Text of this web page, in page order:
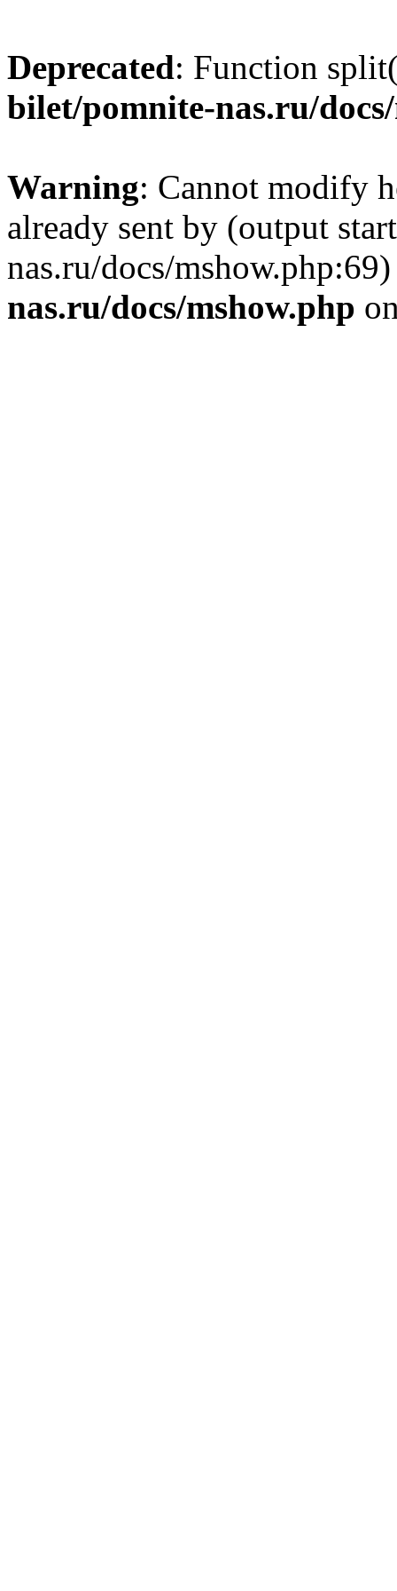
Deprecated: Function
bilet/pomnite-nas.ru/
Warning: Cannot modify
already sent by (output
nas.ru/docs/
nas.ru/docs/mshow.php